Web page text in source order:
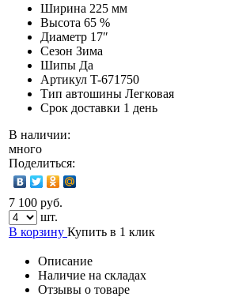
Ширина 225 мм
Высота 65 %
Диаметр 17″
Сезон Зима
Шипы Да
Артикул T-671750
Тип автошины Легковая
Срок доставки 1 день
В наличии:
много
Поделиться:
7 100 руб.
шт.
В корзину Купить в 1 клик
Описание
Наличие на складах
Отзывы о товаре